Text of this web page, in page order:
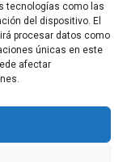
tecnologías como las
del dispositivo. El
procesar datos como
únicas en este
afectar
reserved.